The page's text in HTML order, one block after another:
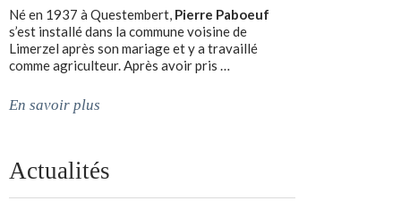
Né en 1937 à Questembert, Pierre Paboeuf
s’est installé dans la commune voisine de
Limerzel après son mariage et y a travaillé
comme agriculteur. Après avoir pris …
En savoir plus
Actualités